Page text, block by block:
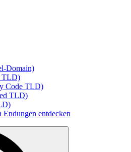
Domain)
TLD)
Code TLD)
TLD)
Endungen entdecken